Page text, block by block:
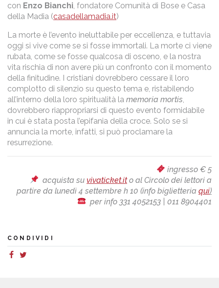
con Enzo Bianchi , fondatore Comunità di Bose e Casa
della Madia (casadellamadia.it)
La morte è l’evento ineluttabile per eccellenza, e tuttavia
oggi si vive come se si fosse immortali. La morte ci viene
rubata, come se fosse qualcosa di osceno, e la nostra
vita rischia di non avere più un confronto con il momento
della finitudine. I cristiani dovrebbero cessare il loro
complotto di silenzio su questo tema e, ristabilendo
all’interno della loro spiritualità la memoria mortis
dovrebbero riappropriarsi di questo evento formidabile
in cui è stata posta l’epifania della croce. Solo se si
annuncia la morte, infatti, si può proclamare la
resurrezione.
ingresso € 5
acquista su vivaticket.ito al Circolo dei lettori a
partire da lunedì 4 settembre h 10 (info biglietteria qui)
per info 331 4052153 | 011 8904401
CONDIVIDI